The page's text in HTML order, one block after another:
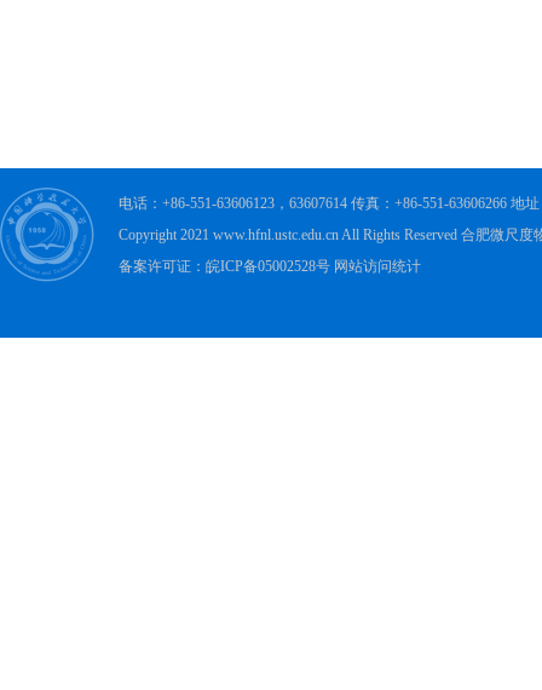
电话：+86-551-63606123，63607614 传真：+86-551-63606266 地
Copyright 2021 www.hfnl.ustc.edu.cn All Rights Reserved 合肥微尺
备案许可证：皖ICP备05002528号 网站访问统计